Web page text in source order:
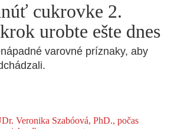
cukrovke 2.
urobte ešte dnes
varovné príznaky, aby